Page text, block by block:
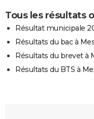
Tous les résultats
Résultat municipale
Résultats du bac à
Résultats du brevet à
Résultats du BTS à